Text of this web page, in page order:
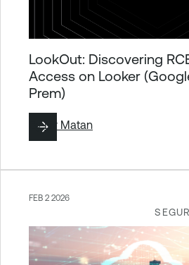
LookOut: Discovering
Access on Looker
Prem)
ByLiv Matan
FEB 2 2026